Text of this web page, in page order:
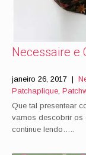
Necessaire e
janeiro 26, 2017 |
Patchaplique,
Que tal presentear
vamos descobrir os
continue lendo…..